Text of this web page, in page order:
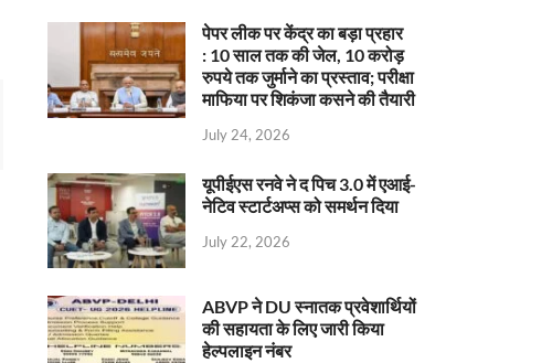
पेपर लीक पर केंद्र का बड़ा प्रहार
: 10 साल तक की जेल, 10 करोड़
रुपये तक जुर्माने का प्रस्ताव; परीक्षा
माफिया पर शिकंजा कसने की तैयारी
July 24, 2026
यूपीईएस रनवे ने द पिच 3.0 में एआई-
नेटिव स्टार्टअप्स को समर्थन दिया
July 22, 2026
ABVP ने DU स्नातक प्रवेशार्थियों
की सहायता के लिए जारी किया
हेल्पलाइन नंबर